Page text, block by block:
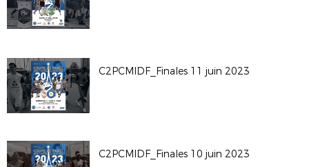
C2PCMIDF_Finales 11 juin 2023
C2PCMIDF_Finales 10 juin 2023